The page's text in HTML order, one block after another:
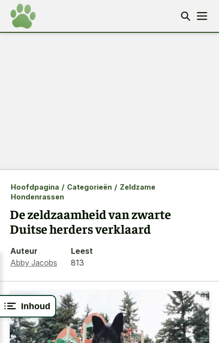
Inhoud
Hoofdpagina / Categorieën / Zeldzame
Hondenrassen
De zeldzaamheid van zwarte
Duitse herders verklaard
Auteur
Abby Jacobs
Leest
813